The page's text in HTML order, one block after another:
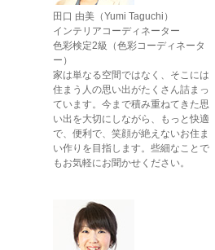
田口 由美（Yumi Taguchi）
インテリアコーディネーター
色彩検定2級（色彩コーディネータ
ー）
家は単なる空間ではなく、そこには
住まう人の思い出がたくさん詰まっ
ています。今まで積み重ねてきた思
い出を大切にしながら、もっと快適
で、便利で、笑顔が絶えないお住ま
い作りを目指します。些細なことで
もお気軽にお聞かせください。